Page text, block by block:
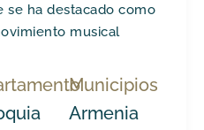
se ha destacado como
musical
Municipios
Armenia